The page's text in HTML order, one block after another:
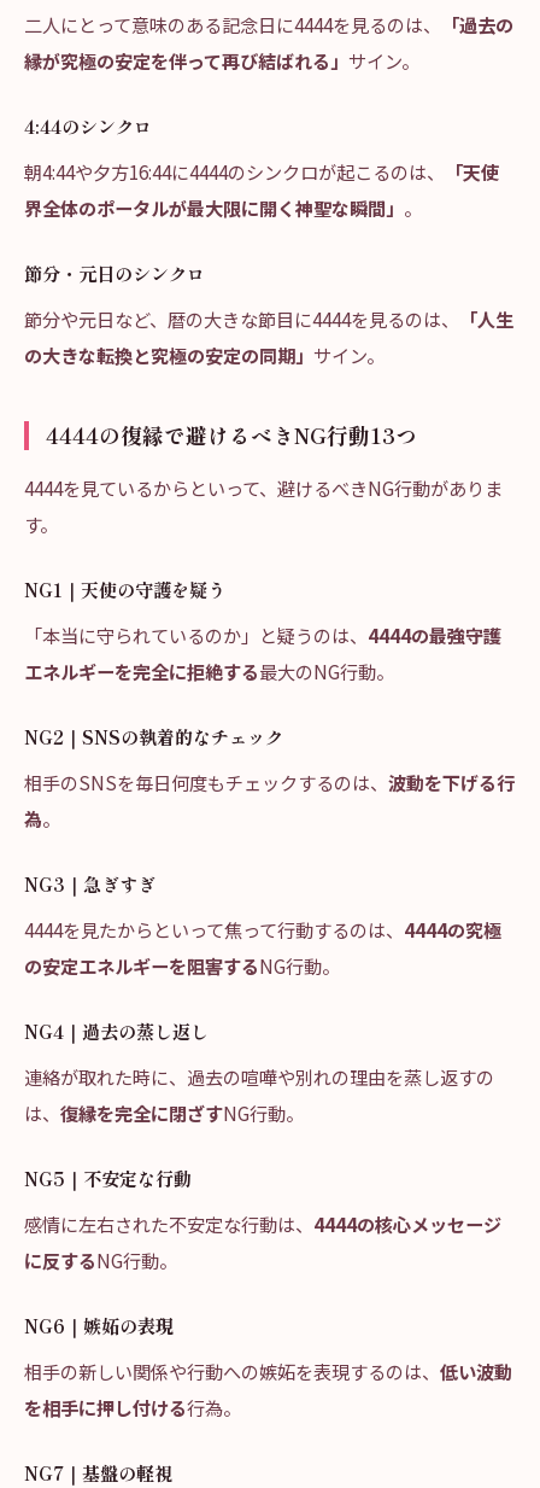
二人にとって意味のある記念日に4444を見るのは、
「過去の
縁が究極の安定を伴って再び結ばれる」 サイン。
4:44のシンクロ
朝4:44や夕方16:44に4444のシンクロが起こるのは、
「天使
界全体のポータルが最大限に開く神聖な瞬間」 。
節分・元日のシンクロ
節分や元日など、暦の大きな節目に4444を見るのは、
「人生
の大きな転換と究極の安定の同期」 サイン。
4444の復縁で避けるべきNG行動13つ
4444を見ているからといって、避けるべきNG行動がありま
す。
NG1｜天使の守護を疑う
「本当に守られているのか」と疑うのは、 4444の最強守護
エネルギーを完全に拒絶する最大のNG行動。
NG2｜SNSの執着的なチェック
相手のSNSを毎日何度もチェックするのは、 波動を下げる行
為。
NG3｜急ぎすぎ
4444を見たからといって焦って行動するのは、 4444の究極
の安定エネルギーを阻害するNG行動。
NG4｜過去の蒸し返し
連絡が取れた時に、過去の喧嘩や別れの理由を蒸し返すの
は、 復縁を完全に閉ざすNG行動。
NG5｜不安定な行動
感情に左右された不安定な行動は、 4444の核心メッセージ
に反するNG行動。
NG6｜嫉妬の表現
相手の新しい関係や行動への嫉妬を表現するのは、 低い波動
を相手に押し付ける行為。
NG7｜基盤の軽視